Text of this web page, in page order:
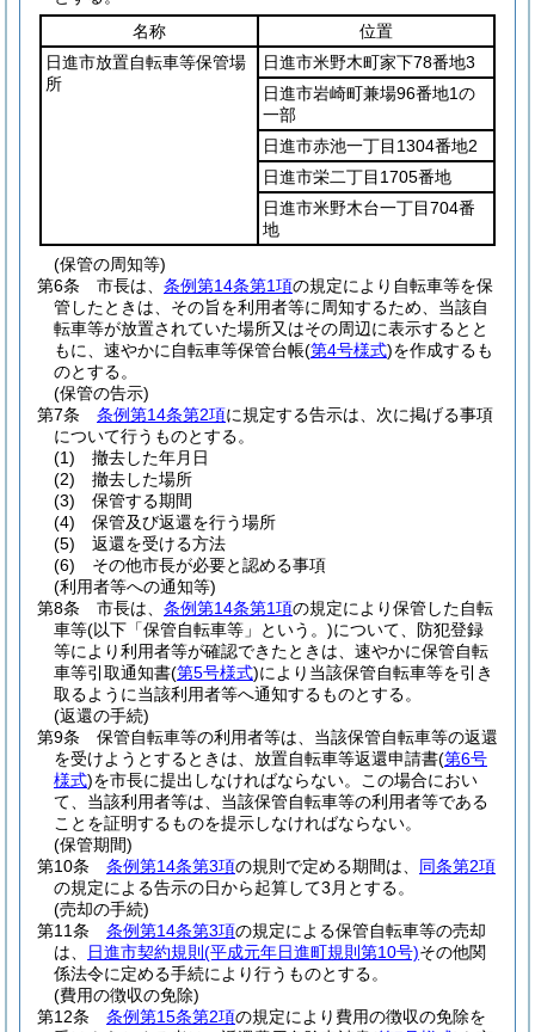
名称
位置
日進市放置自転車等保管場
所
日進市米野木町家下78番地3
日進市岩崎町兼場96番地1の
一部
日進市赤池一丁目1304番地2
日進市栄二丁目1705番地
日進市米野木台一丁目704番
地
(保管の周知等)
第6条
市長は、 条例第14条第1項の規定により自転車等を保
管したときは、その旨を利用者等に周知するため、当該自
転車等が放置されていた場所又はその周辺に表示するとと
もに、速やかに自転車等保管台帳(第4号様式)を作成するも
のとする。
(保管の告示)
第7条
条例第14条第2項に規定する告示は、次に掲げる事項
について行うものとする。
(1)
撤去した年月日
(2)
撤去した場所
(3)
保管する期間
(4)
保管及び返還を行う場所
(5)
返還を受ける方法
(6)
その他市長が必要と認める事項
(利用者等への通知等)
第8条
市長は、 条例第14条第1項の規定により保管した自転
車等(以下「保管自転車等」という。)について、防犯登録
等により利用者等が確認できたときは、速やかに保管自転
車等引取通知書(第5号様式)により当該保管自転車等を引き
取るように当該利用者等へ通知するものとする。
(返還の手続)
第9条
保管自転車等の利用者等は、当該保管自転車等の返還
を受けようとするときは、放置自転車等返還申請書(第6号
様式)を市長に提出しなければならない。
この場合におい
て、当該利用者等は、当該保管自転車等の利用者等である
ことを証明するものを提示しなければならない。
(保管期間)
第10条
条例第14条第3項の規則で定める期間は、 同条第2項
の規定による告示の日から起算して3月とする。
(売却の手続)
第11条
条例第14条第3項の規定による保管自転車等の売却
は、
日進市契約規則 (平成元年日進町規則第10号)その他関
係法令に定める手続により行うものとする。
(費用の徴収の免除)
第12条
条例第15条第2項の規定により費用の徴収の免除を